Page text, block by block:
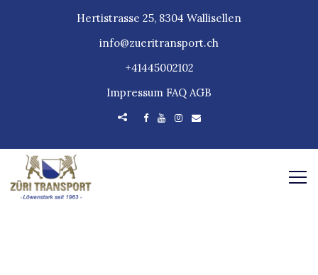
Hertistrasse 25, 8304 Wallisellen
info@zueritransport.ch
+41445002102
Impressum FAQ AGB